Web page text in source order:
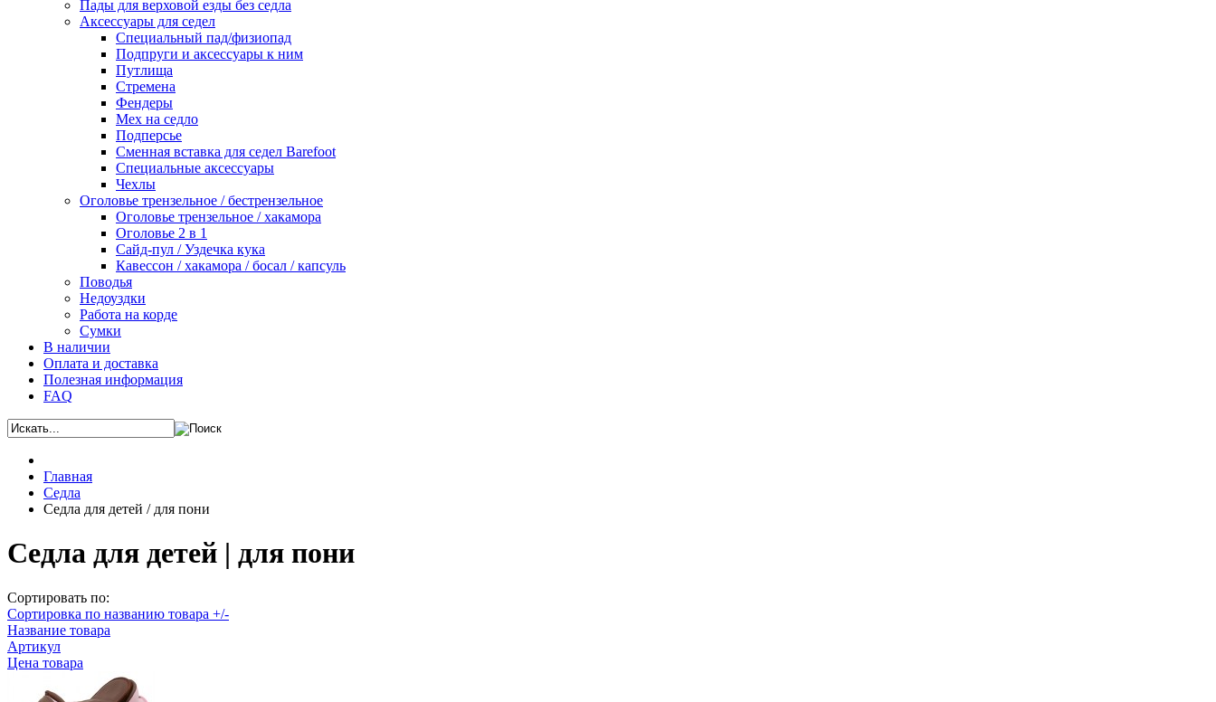
Пады для верховой езды без седла
Аксессуары для седел
Специальный пад/физиопад
Подпруги и аксессуары к ним
Путлища
Стремена
Фендеры
Мех на седло
Подперсье
Сменная вставка для седел Barefoot
Специальные аксессуары
Чехлы
Оголовье трензельное / бестрензельное
Оголовье трензельное / хакамора
Оголовье 2 в 1
Сайд-пул / Уздечка кука
Кавессон / хакамора / босал / капсуль
Поводья
Недоуздки
Работа на корде
Сумки
В наличии
Оплата и доставка
Полезная информация
FAQ
Главная
Седла
Седла для детей / для пони
Седла для детей | для пони
Сортировать по:
Сортировка по названию товара +/-
Название товара
Артикул
Цена товара